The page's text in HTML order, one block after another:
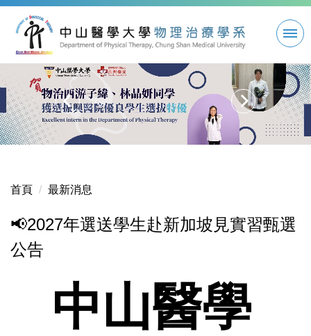
到
要
容
區
首頁 最新消息
📢2027年選送學生赴新加坡見實習甄選
公告
中山醫學